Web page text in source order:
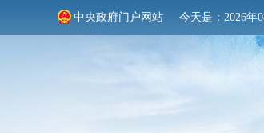
中央政府门户网站 今天是：2026年